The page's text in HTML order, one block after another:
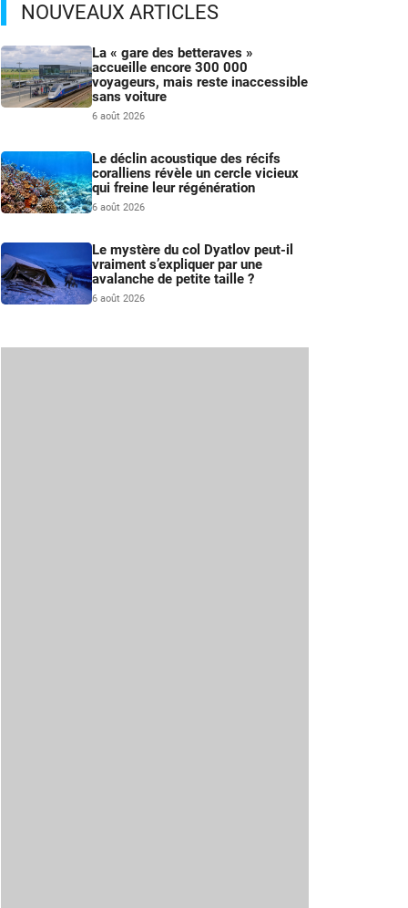
NOUVEAUX ARTICLES
La « gare des betteraves »
accueille encore 300 000
voyageurs, mais reste inaccessible
sans voiture
6 août 2026
Le déclin acoustique des récifs
coralliens révèle un cercle vicieux
qui freine leur régénération
6 août 2026
Le mystère du col Dyatlov peut-il
vraiment s’expliquer par une
avalanche de petite taille ?
6 août 2026